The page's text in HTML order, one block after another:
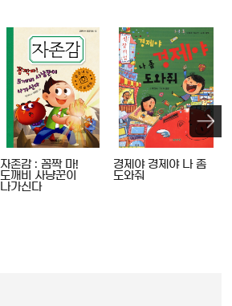
자존감 : 꼼짝 마!
도깨비 사냥꾼이
나가신다
경제야 경제야 나 좀
도와줘